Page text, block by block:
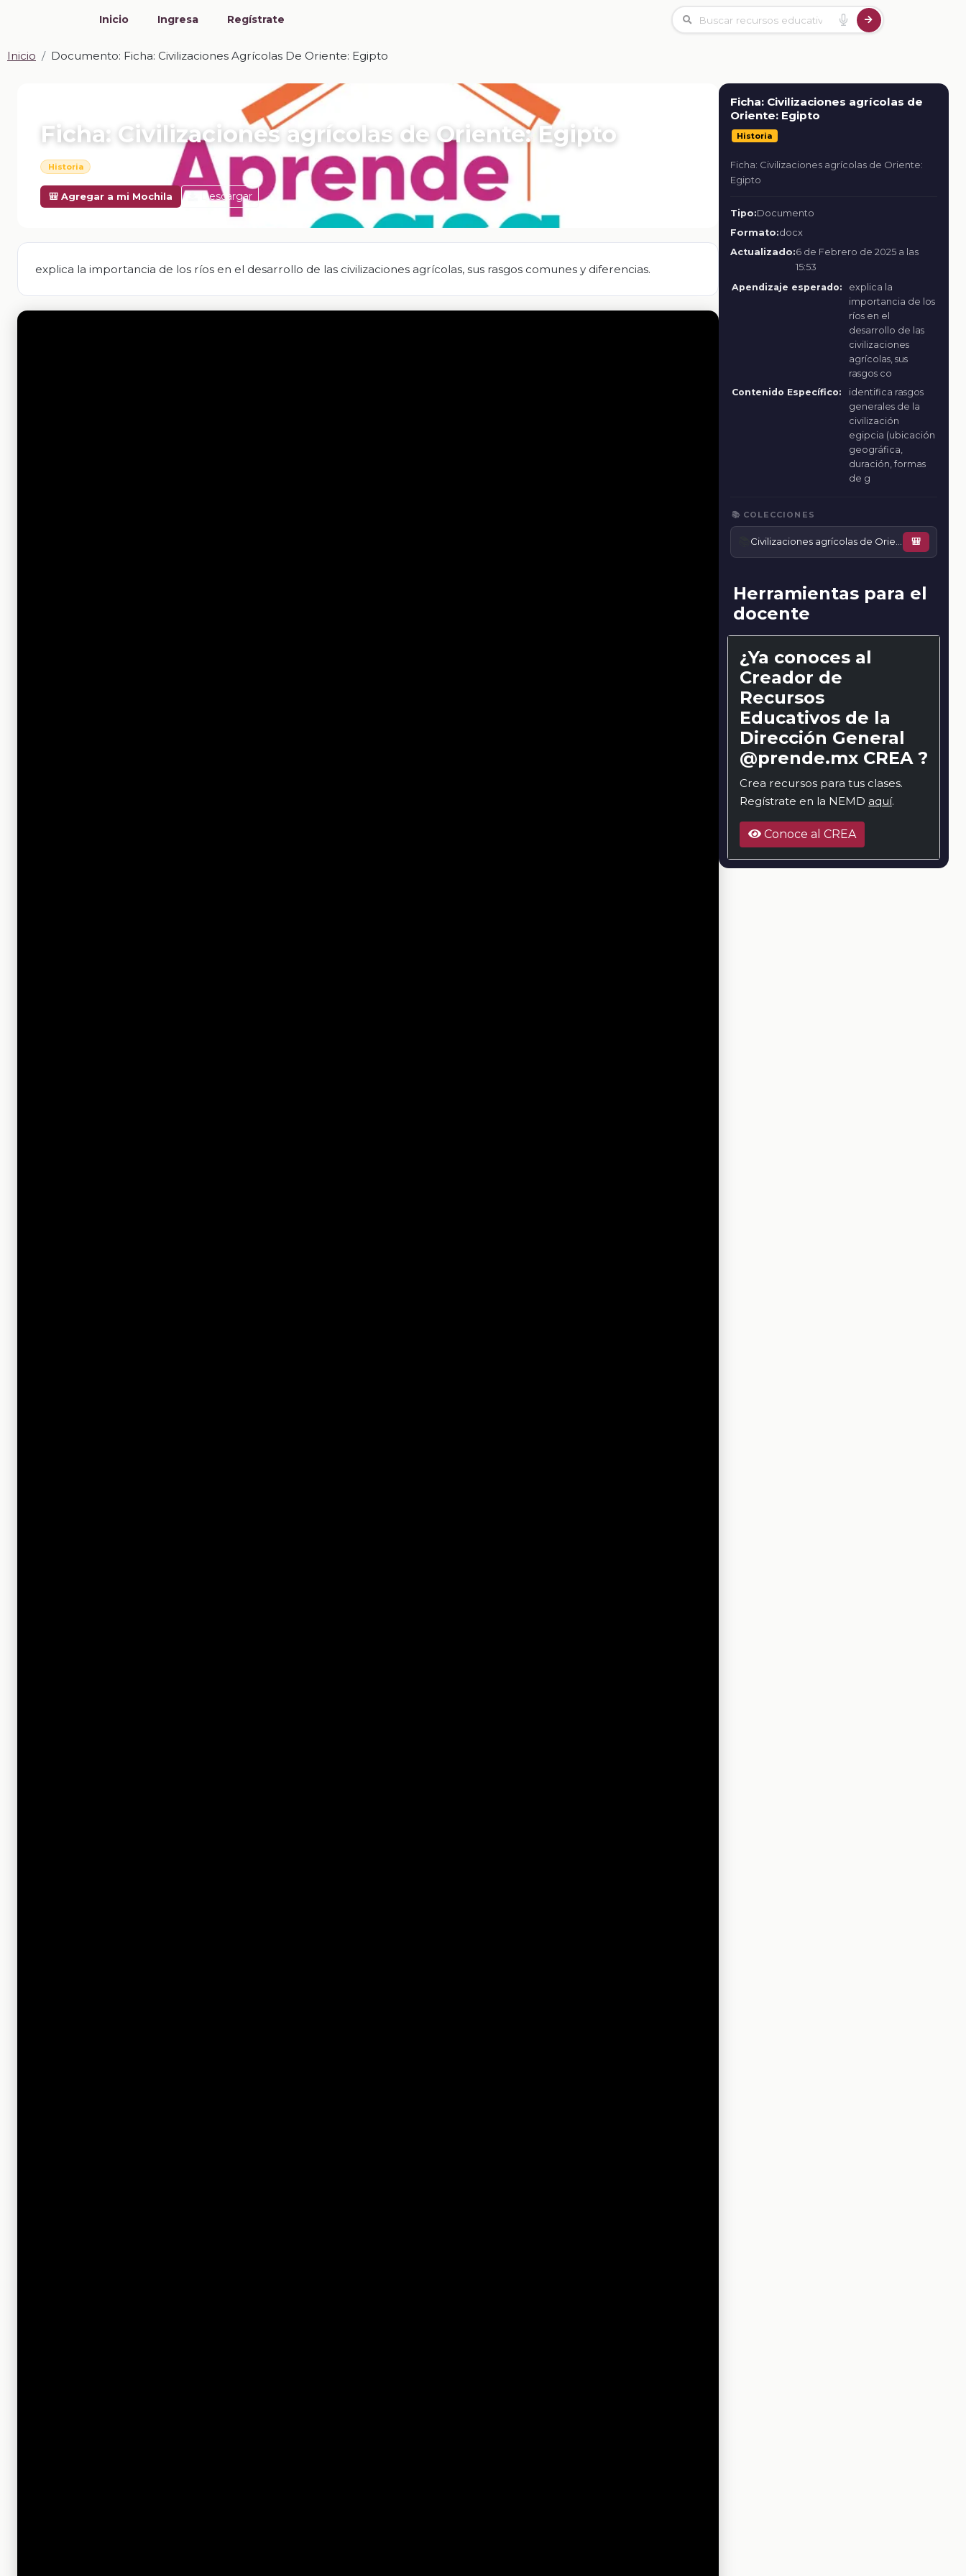
Inicio Ingresa Regístrate
Inicio Documento: Ficha: Civilizaciones Agrícolas De Oriente: Egipto
Ficha: Civilizaciones agrícolas de Oriente: Egipto
Historia
🎒 Agregar a mi Mochila Descargar
explica la importancia de los ríos en el desarrollo de las civilizaciones agrícolas, sus rasgos comunes y diferencias.
Ficha: Civilizaciones agrícolas de
Oriente: Egipto
Historia
Ficha: Civilizaciones agrícolas de Oriente:
Egipto
Tipo:Documento
Formato:docx
Actualizado:6 de Febrero de 2025 a las
15:53
Apendizaje esperado:
explica la
importancia de los
ríos en el
desarrollo de las
civilizaciones
agrícolas, sus
rasgos co
Contenido Específico:
identifica rasgos
generales de la
civilización
egipcia (ubicación
geográfica,
duración, formas
de g
📚 COLECCIONES
Civilizaciones agrícolas de Oriente: Egipto 🎒
Herramientas para el
docente
¿Ya conoces al
Creador de
Recursos
Educativos de la
Dirección General
@prende.mx CREA ?
Crea recursos para tus clases.
Regístrate en la NEMD aquí.
Conoce al CREA